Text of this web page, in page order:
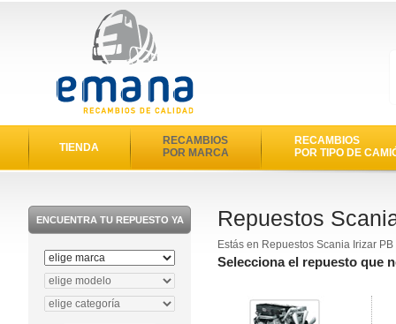
TIENDA
RECAMBIOS
POR MARCA
RECAMBIOS
POR TIPO DE
ENCUENTRA TU REPUESTO YA Repuestos
Estás en Repuestos Scania Irizar PB
Selecciona el repuesto que